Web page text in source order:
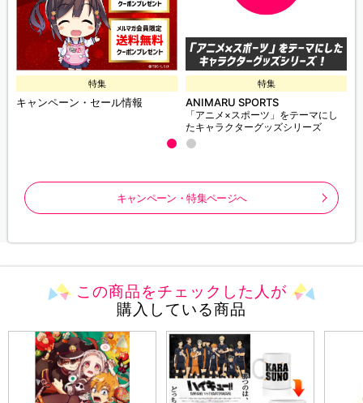
特集
キャンペーン・セール情報
特集
ANIMARU SPORTS
「アニメ×スポーツ」をテーマにし
たキャラクターグッズシリーズ
キャンペーン・特集ページへ
この商品をチェックした人が
購入している商品